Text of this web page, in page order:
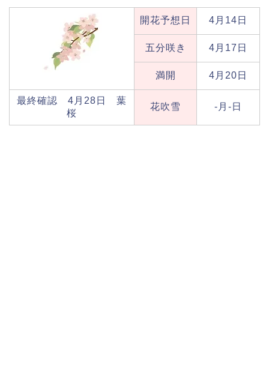
開花予想日 4月14日
五分咲き 4月17日
満開 4月20日
最終確認 4月28日 葉
桜
花吹雪 -月-日